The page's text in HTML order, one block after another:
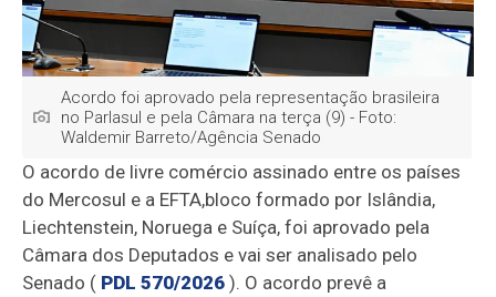
Acordo foi aprovado pela representação brasileira
no Parlasul e pela Câmara na terça (9) - Foto:
Waldemir Barreto/Agência Senado
O acordo de livre comércio assinado entre os países
do Mercosul e a EFTA,bloco formado por Islândia,
Liechtenstein, Noruega e Suíça,foi aprovado pela
Câmara dos Deputados e vai ser analisado pelo
Senado ( PDL 570/2026 ). O acordo prevê a